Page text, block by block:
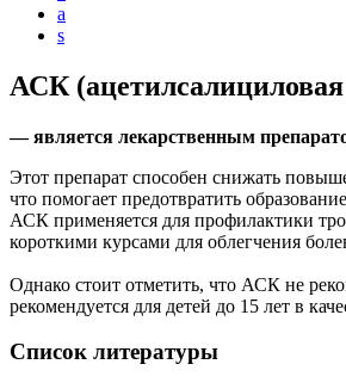
a
s
АСК
— является лекарственным
Этот препарат способен снижать
что помогает предотвратить
АСК применяется для профилактики
короткими курсами для облегчения
Однако стоит отметить, что АСК не
рекомендуется для детей до 15 лет в
Список литературы